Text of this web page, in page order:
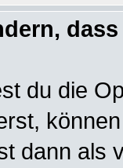
du die
dann als